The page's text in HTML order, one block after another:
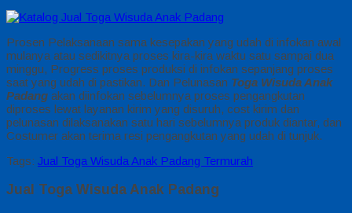
Prosen Pelaksanaan sama kesepakan yang udah di infokan awal
mulanya atau sedikitnya proses kira-kira waktu satu sampai dua
minggu, Progress proses produksi di infokan sepanjang proses
saat yang udah di pastikan. Dan Pelunasan Toga Wisuda Anak
Padang akan diinfokan sebelumnya proses pengangkutan
diproses lewat layanan kirim yang disuruh, cost kirim dan
pelunasan dilaksanakan satu hari sebelumnya produk diantar, dan
Costumer akan terima resi pengangkutan yang udah di tunjuk.
Tags: Jual Toga Wisuda Anak Padang Termurah
Jual Toga Wisuda Anak Padang